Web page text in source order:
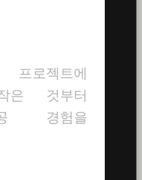
로젝트에
은 것부터
경험을